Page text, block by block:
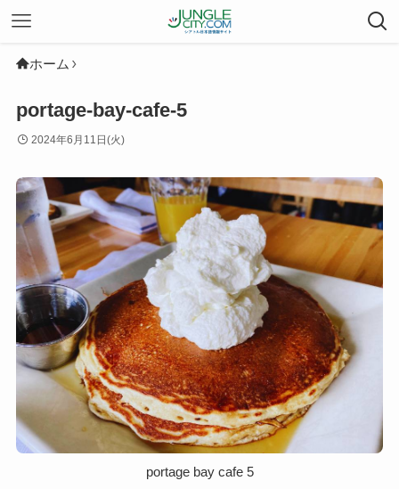
ホーム
portage-bay-cafe-5
2024年6月11日(火)
portage bay cafe 5